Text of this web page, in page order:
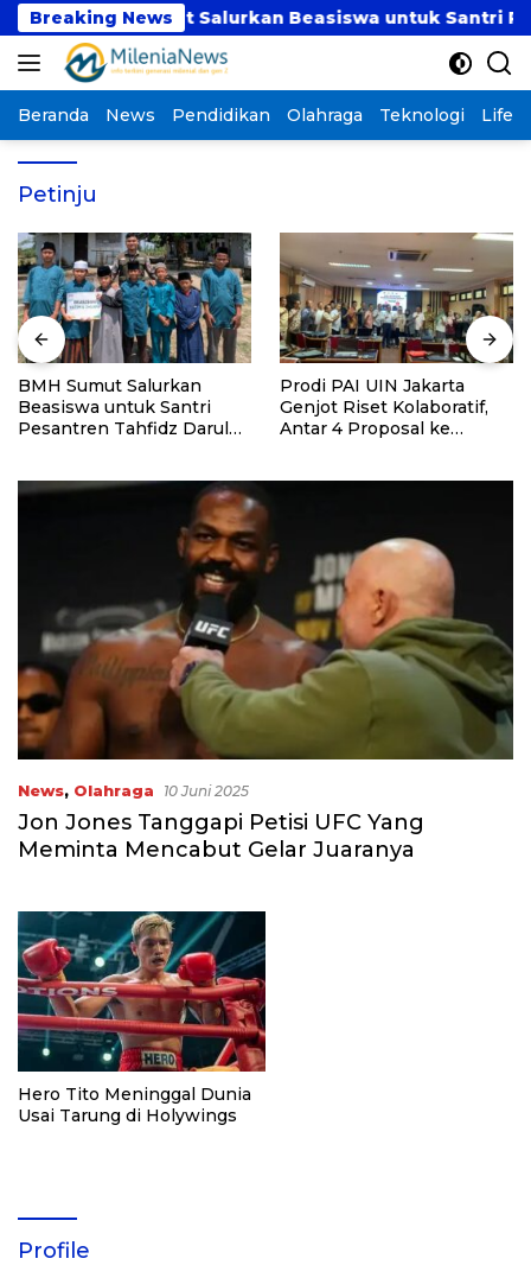
Langsung
ke
konten
Breaking News
BMH Sumut Salurkan Beasiswa untuk Santri
Beranda News Pendidikan Olahraga Teknologi
Petinju
BMH Sumut Salurkan
Beasiswa untuk Santri
Pesantren Tahfidz Darul
Prodi PAI UIN Jakarta
Genjot Riset Kolaboratif,
Antar 4 Proposal ke
News, Olahraga 10 Juni 2025
Jon Jones Tanggapi Petisi UFC Yang
Meminta Mencabut Gelar Juaranya
Hero Tito Meninggal Dunia
Usai Tarung di Holywings
Profile